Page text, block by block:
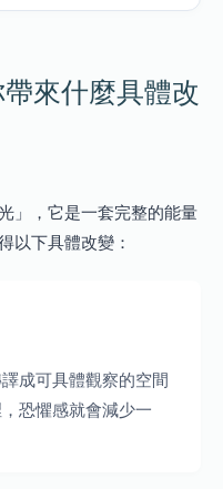
來什麼具體改
」，它是一套完整的能量
以下具體改變：
成可具體觀察的空間
恐懼感就會減少一